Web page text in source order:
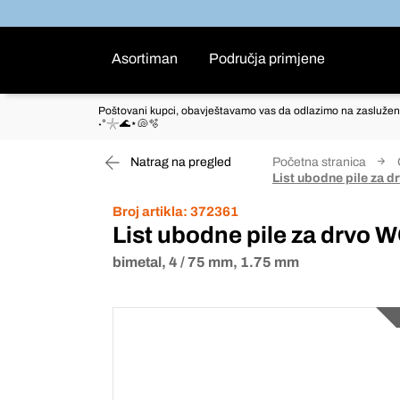
Asortiman Područja primjene
Poštovani kupci, obavještavamo vas da odlazimo na
˖°𓇼🌊⋆🐚🫧
Natrag na pregled Početna stranica
List ubodne pile za
Broj artikla: 372361
List ubodne pile za drvo
bimetal, 4 / 75 mm, 1.75 mm